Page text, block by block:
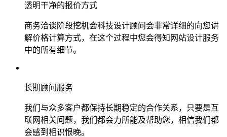
透明干净的报价方式
商务洽谈阶段挖机会科技设计顾问会非常详细的向您讲
解价格计算方式，在这个过程中您会得知网站设计服务
中的所有细节。
长期顾问服务
我们与众多客户都保持长期稳定的合作关系，只要是互
联网相关问题，我们都会力所能及帮助您，相信我们都
会感到相识恨晚。